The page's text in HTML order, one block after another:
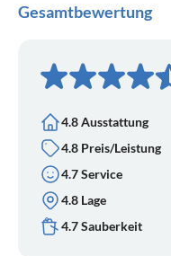
Gesamtbewertung
4.8 Ausstattung
4.8 Preis/Leistung
4.7 Service
4.8 Lage
4.7 Sauberkeit